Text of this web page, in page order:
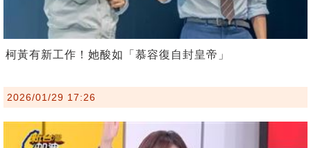
柯黃有新工作！她酸如「慕容復自封皇帝」
2026/01/29 17:26